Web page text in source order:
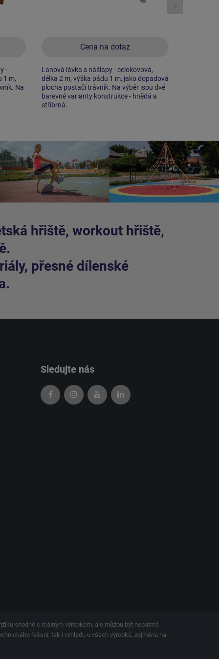
-
1 m,
Na
Cena na dotaz
Lanová lávka s nášlapy - celokovová,
délka 2 m, výška pádu 1 m, jako dopadová
plocha postačí trávník. Na výběr jsou dvě
barevné varianty konstrukce - hnědá a
stříbrná.
hřiště, workout hřiště,
přesné dílenské
Sledujte nás
shodné s reálným výrobkem, ale můžou být nepatrně
řešení, tak i vzhledu u všech výrobků, zejména na